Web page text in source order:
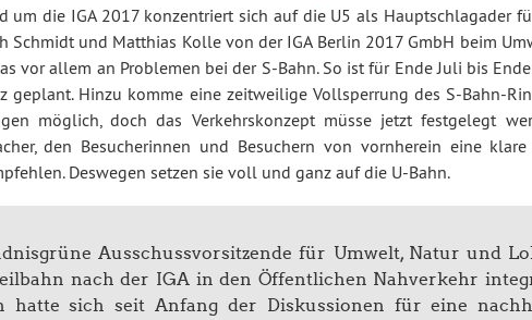
um die IGA 2017 konzentriert sich auf die U5 als Hauptschlagader
Schmidt und Matthias Kolle von der IGA Berlin 2017 GmbH beim
vor allem an Problemen bei der S-Bahn. So ist für Ende Juli bis
geplant. Hinzu komme eine zeitweilige Vollsperrung des S-Bahn-
möglich, doch das Verkehrskonzept müsse jetzt festgelegt
den Besucherinnen und Besuchern von vornherein eine
Deswegen setzen sie voll und ganz auf die U-Bahn.
Ausschussvorsitzende für Umwelt, Natur und
nach der IGA in den Öffentlichen Nahverkehr
hatte sich seit Anfang der Diskussionen für eine